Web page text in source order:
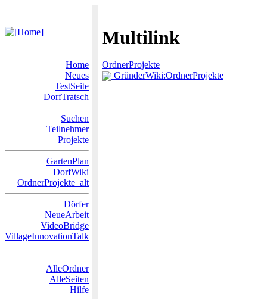
Multilink
Home
Neues
TestSeite
DorfTratsch
Suchen
Teilnehmer
Projekte
GartenPlan
DorfWiki
OrdnerProjekte_alt
Dörfer
NeueArbeit
VideoBridge
VillageInnovationTalk
AlleOrdner
AlleSeiten
Hilfe
OrdnerProjekte
GründerWiki:OrdnerProjekte